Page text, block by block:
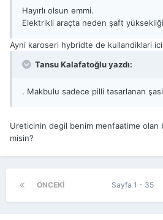
Hayırlı olsun emmi.
Elektrikli araçta neden şaft
Ayni karoseri hybridte de kullandiklari
Tansu Kalafatoğlu yazdı:
. Makbulu sadece pilli tasarlanan
Ureticinin degil benim menfaatime
misin?
ÖNCEKI Sayfa 1 - 35